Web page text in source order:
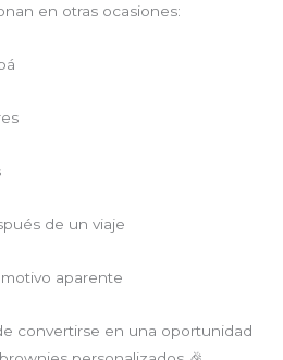
en otras ocasiones:
de un viaje
aparente
convertirse en una oportunidad